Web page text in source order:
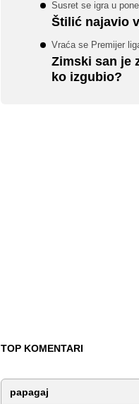
Susret se igra u
Štilić najavio
Vraća se Premijer
Zimski san je
ko izgubio?
TOP KOMENTARI
papagaj